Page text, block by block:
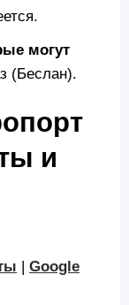
могут
(Беслан).
и
| Google